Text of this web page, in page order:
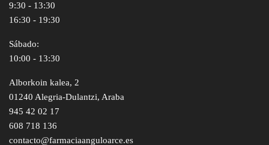
9:30 - 13:30
16:30 - 19:30
Sábado:
10:00 - 13:30
Alborkoin kalea, 2
01240 Alegria-Dulantzi, Araba
945 42 02 17
608 718 136
contacto@farmaciaanguloarce.es